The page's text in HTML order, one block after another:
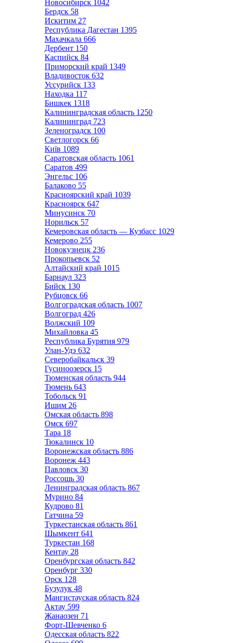
Новосибирск 1042
Бердск 58
Искитим 27
Республика Дагестан 1395
Махачкала 666
Дербент 150
Каспийск 84
Приморский край 1349
Владивосток 632
Уссурийск 133
Находка 117
Бишкек 1318
Калининградская область 1250
Калининград 723
Зеленоградск 100
Светлогорск 66
Київ 1089
Саратовская область 1061
Саратов 499
Энгельс 106
Балаково 55
Красноярский край 1039
Красноярск 647
Минусинск 70
Норильск 57
Кемеровская область — Кузбасс 1029
Кемерово 255
Новокузнецк 236
Прокопьевск 52
Алтайский край 1015
Барнаул 323
Бийск 130
Рубцовск 66
Волгоградская область 1007
Волгоград 426
Волжский 109
Михайловка 45
Республика Бурятия 979
Улан-Удэ 632
Северобайкальск 39
Гусиноозерск 15
Тюменская область 944
Тюмень 643
Тобольск 91
Ишим 26
Омская область 898
Омск 697
Тара 18
Тюкалинск 10
Воронежская область 886
Воронеж 443
Павловск 30
Россошь 30
Ленинградская область 867
Мурино 84
Кудрово 81
Гатчина 59
Туркестанская область 861
Шымкент 641
Туркестан 168
Кентау 28
Оренбургская область 842
Оренбург 330
Орск 128
Бузулук 48
Мангистауская область 824
Актау 599
Жанаозен 71
Форт-Шевченко 6
Одесская область 822